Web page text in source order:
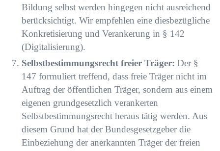
Bildung selbst werden hingegen nicht ausreichend
berücksichtigt. Wir empfehlen eine diesbezügliche
Konkretisierung und Verankerung in § 142
(Digitalisierung).
Selbstbestimmungsrecht freier Träger: Der §
147 formuliert treffend, dass freie Träger nicht im
Auftrag der öffentlichen Träger, sondern aus einem
eigenen grundgesetzlich verankerten
Selbstbestimmungsrecht heraus tätig werden. Aus
diesem Grund hat der Bundesgesetzgeber die
Einbeziehung der anerkannten Träger der freien